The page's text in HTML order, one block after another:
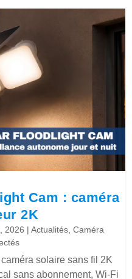
Cam : caméra
2K
2026 |Actualités ,Caméra
solaire sans fil 2K
sans abonnement, Wi-Fi